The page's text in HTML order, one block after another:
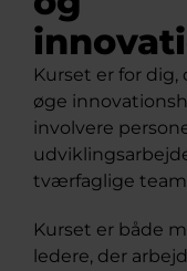
Kurset er for
øge
involvere
tværfaglige
Kurset er både
ledere, der